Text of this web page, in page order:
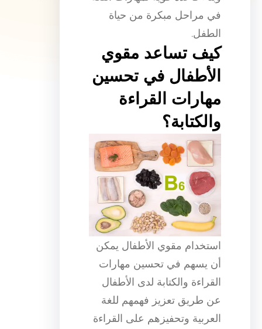
في مراحل مبكرة من حياة
الطفل.
كيف تساعد مقوي
الأطفال في تحسين
مهارات القراءة
والكتابة؟
استخدام مقوي الأطفال يمكن
أن يسهم في تحسين مهارات
القراءة والكتابة لدى الأطفال
عن طريق تعزيز فهمهم للغة
العربية وتحفيزهم على القراءة